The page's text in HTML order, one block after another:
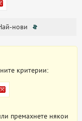
нови
критерии:
премахнете някои